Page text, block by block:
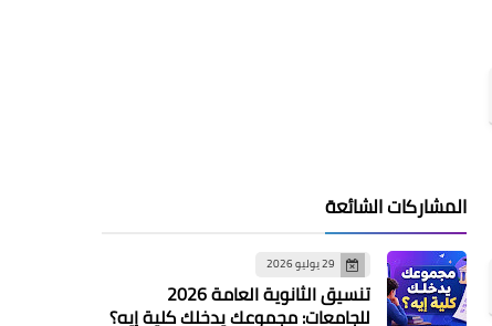
المشاركات الشائعة
29 يوليو 2026
تنسيق الثانوية العامة 2026
للجامعات: مجموعك يدخلك كلية إيه؟